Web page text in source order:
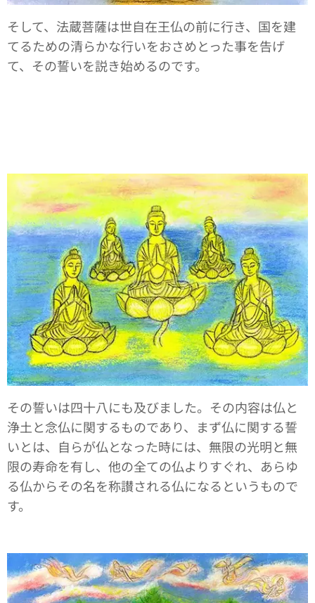
そして、法蔵菩薩は世自在王仏の前に行き、国を建
てるための清らかな行いをおさめとった事を告げ
て、その誓いを説き始めるのです。
その誓いは四十八にも及びました。その内容は仏と
浄土と念仏に関するものであり、まず仏に関する誓
いとは、自らが仏となった時には、無限の光明と無
限の寿命を有し、他の全ての仏よりすぐれ、あらゆ
る仏からその名を称讃される仏になるというもので
す。